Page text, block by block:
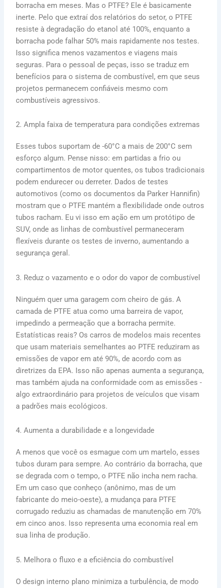
borracha em meses. Mas o PTFE? Ele é basicamente
inerte. Pelo que extraí dos relatórios do setor, o PTFE
resiste à degradação do etanol até 100%, enquanto a
borracha pode falhar 50% mais rapidamente nos testes.
Isso significa menos vazamentos e viagens mais
seguras. Para o pessoal de peças, isso se traduz em
benefícios para o sistema de combustível, em que seus
projetos permanecem confiáveis mesmo com
combustíveis agressivos.
2. Ampla faixa de temperatura para condições extremas
Esses tubos suportam de -60°C a mais de 200°C sem
esforço algum. Pense nisso: em partidas a frio ou
compartimentos de motor quentes, os tubos tradicionais
podem endurecer ou derreter. Dados de testes
automotivos (como os documentos da Parker Hannifin)
mostram que o PTFE mantém a flexibilidade onde outros
tubos racham. Eu vi isso em ação em um protótipo de
SUV, onde as linhas de combustível permaneceram
flexíveis durante os testes de inverno, aumentando a
segurança geral.
3. Reduz o vazamento e o odor do vapor de combustível
Ninguém quer uma garagem com cheiro de gás. A
camada de PTFE atua como uma barreira de vapor,
impedindo a permeação que a borracha permite.
Estatísticas reais? Os carros de modelos mais recentes
que usam materiais semelhantes ao PTFE reduziram as
emissões de vapor em até 90%, de acordo com as
diretrizes da EPA. Isso não apenas aumenta a segurança,
mas também ajuda na conformidade com as emissões -
algo extraordinário para projetos de veículos que visam
a padrões mais ecológicos.
4. Aumenta a durabilidade e a longevidade
A menos que você os esmague com um martelo, esses
tubos duram para sempre. Ao contrário da borracha, que
se degrada com o tempo, o PTFE não incha nem racha.
Em um caso que conheço (anônimo, mas de um
fabricante do meio-oeste), a mudança para PTFE
corrugado reduziu as chamadas de manutenção em 70%
em cinco anos. Isso representa uma economia real em
sua linha de produção.
5. Melhora o fluxo e a eficiência do combustível
O design interno plano minimiza a turbulência, de modo